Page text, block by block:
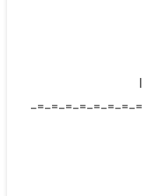
-=-=-=-=-=-=-=-